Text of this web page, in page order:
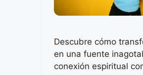
Descubre cómo
en una fuente
conexión espiritual